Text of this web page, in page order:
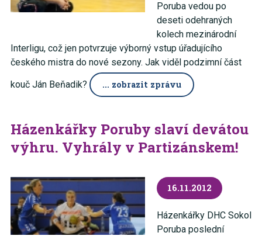
Poruba vedou po
deseti odehraných
kolech mezinárodní
Interligu, což jen potvrzuje výborný vstup úřadujícího
českého mistra do nové sezony. Jak viděl podzimní část
kouč Ján Beňadik?
... zobrazit zprávu
Házenkářky Poruby slaví devátou
výhru. Vyhrály v Partizánskem!
16.11.2012
Házenkářky DHC Sokol
Poruba poslední